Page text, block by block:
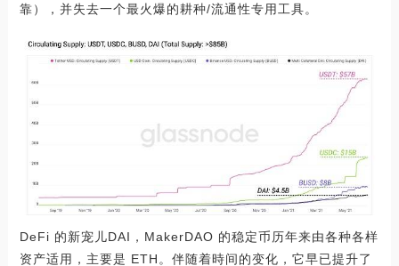
靠），并失去一个最火爆的耕种/流通性专用工具。
DeFi 的新宠儿DAI，MakerDAO 的稳定币历年来由各种各样
资产适用，主要是 ETH。伴随着時间的变化，它早已提升了